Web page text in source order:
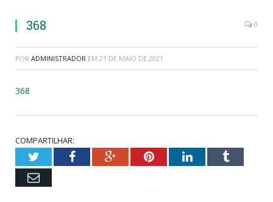
368 0
POR ADMINISTRADOR EM 21 DE MAIO DE 2021
368
COMPARTILHAR:
TwitterFacebookGoogle+PinterestLinkedInTumblr
Email